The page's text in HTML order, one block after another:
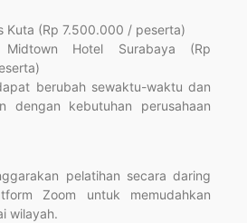
Kuta (Rp 7.500.000 / peserta)
Hotel Surabaya (Rp
berubah sewaktu-waktu dan
dengan kebutuhan perusahaan
pelatihan secara daring
Zoom untuk memudahkan
wilayah.